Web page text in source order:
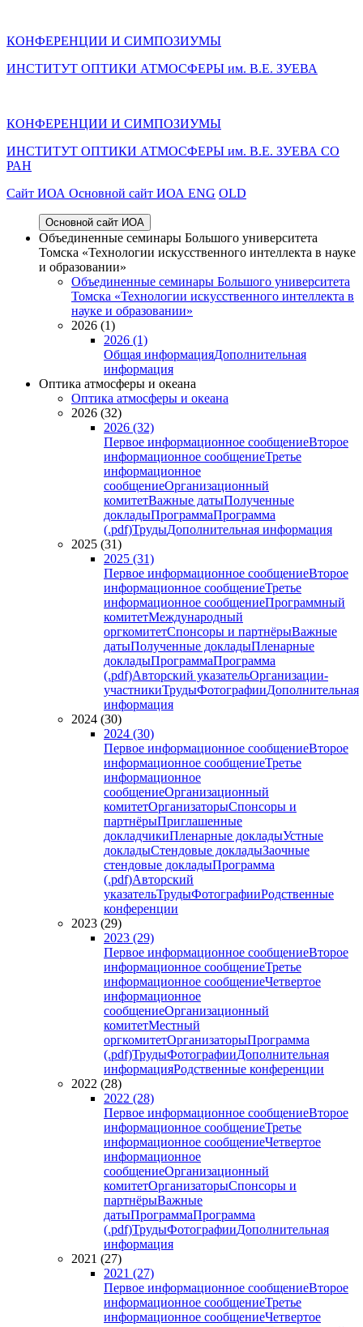
КОНФЕРЕНЦИИ И СИМПОЗИУМЫ
ИНСТИТУТ ОПТИКИ АТМОСФЕРЫ им. В.Е. ЗУЕВА
КОНФЕРЕНЦИИ И СИМПОЗИУМЫ
ИНСТИТУТ ОПТИКИ АТМОСФЕРЫ им. В.Е. ЗУЕВА СО
РАН
Cайт ИОА Основной сайт ИОА ENG OLD
Основной сайт ИОА
Объединенные семинары Большого университета
Томска «Технологии искусственного интеллекта в науке
и образовании»
Объединенные семинары Большого университета
Томска «Технологии искусственного интеллекта в
науке и образовании»
2026 (1)
2026 (1)
Общая информацияДополнительная
информация
Оптика атмосферы и океана
Оптика атмосферы и океана
2026 (32)
2026 (32)
Первое информационное сообщениеВторое
информационное сообщениеТретье
информационное
сообщениеОрганизационный
комитетВажные датыПолученные
докладыПрограммаПрограмма
(.pdf)ТрудыДополнительная информация
2025 (31)
2025 (31)
Первое информационное сообщениеВторое
информационное сообщениеТретье
информационное сообщениеПрограммный
комитетМеждународный
оргкомитетСпонсоры и партнёрыВажные
датыПолученные докладыПленарные
докладыПрограммаПрограмма
(.pdf)Авторский указательОрганизации-
участникиТрудыФотографииДополнительная
информация
2024 (30)
2024 (30)
Первое информационное сообщениеВторое
информационное сообщениеТретье
информационное
сообщениеОрганизационный
комитетОрганизаторыСпонсоры и
партнёрыПриглашенные
докладчикиПленарные докладыУстные
докладыСтендовые докладыЗаочные
стендовые докладыПрограмма
(.pdf)Авторский
указательТрудыФотографииРодственные
конференции
2023 (29)
2023 (29)
Первое информационное сообщениеВторое
информационное сообщениеТретье
информационное сообщениеЧетвертое
информационное
сообщениеОрганизационный
комитетМестный
оргкомитетОрганизаторыПрограмма
(.pdf)ТрудыФотографииДополнительная
информацияРодственные конференции
2022 (28)
2022 (28)
Первое информационное сообщениеВторое
информационное сообщениеТретье
информационное сообщениеЧетвертое
информационное
сообщениеОрганизационный
комитетОрганизаторыСпонсоры и
партнёрыВажные
датыПрограммаПрограмма
(.pdf)ТрудыФотографииДополнительная
информация
2021 (27)
2021 (27)
Первое информационное сообщениеВторое
информационное сообщениеТретье
информационное сообщениеЧетвертое